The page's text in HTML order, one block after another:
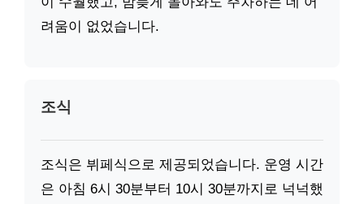
려움이 없었습니다.
조식
조식은 뷔페식으로 제공되었습니다. 운영 시간
은 아침 6시 30분부터 10시 30분까지로 넉넉했